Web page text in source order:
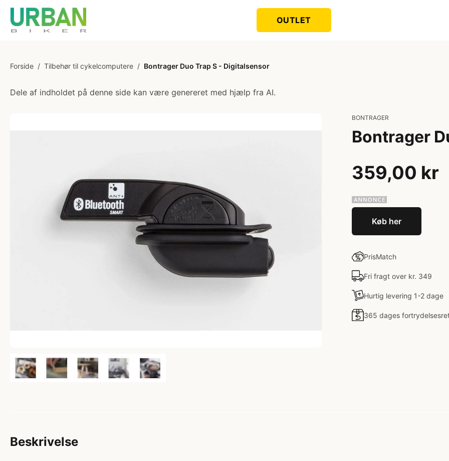
OUTLET
Forside / Tilbehør til cykelcomputere / Bontrager Duo Trap S - Digitalsensor
Dele af indholdet på denne side kan være genereret med hjælp fra AI.
BONTRAGER
Bontrager
359,00 kr
Køb her
PrisMatch
Fri fragt over kr. 349
Hurtig levering 1-2 dage
365 dages
Beskrivelse